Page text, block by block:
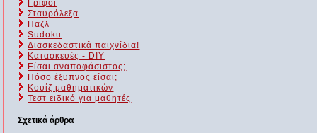
Γρίφοι
Σταυρόλεξα
Παζλ
Sudoku
Διασκεδαστικά παιχνίδια!
Κατασκευές - DIY
Είσαι αναποφάσιστος;
Πόσο έξυπνος είσαι;
Kουίζ μαθηματικών
Τεστ ειδικό για μαθητές
Σχετικά άρθρα